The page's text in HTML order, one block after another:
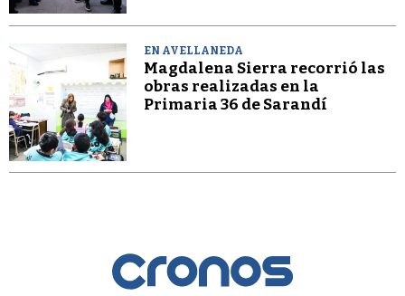
EN AVELLANEDA
Magdalena Sierra recorrió las
obras realizadas en la
Primaria 36 de Sarandí